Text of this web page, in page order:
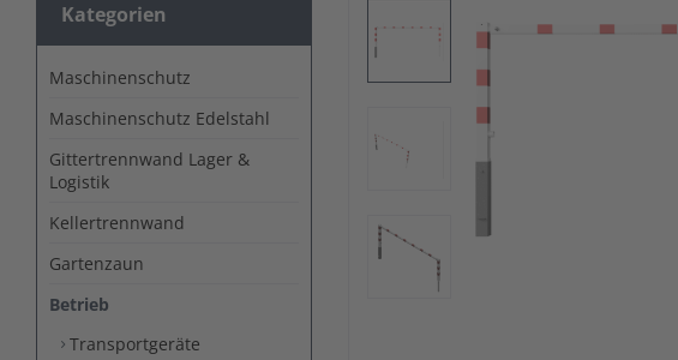
Kategorien
Maschinenschutz
Maschinenschutz Edelstahl
Gittertrennwand Lager &
Logistik
Kellertrennwand
Gartenzaun
Betrieb
Transportgeräte